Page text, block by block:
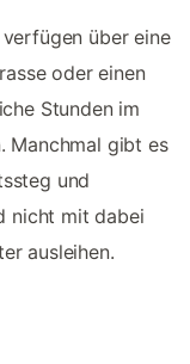
über eine
oder einen
Stunden im
Manchmal gibt es
und
nicht mit dabei
ausleihen.